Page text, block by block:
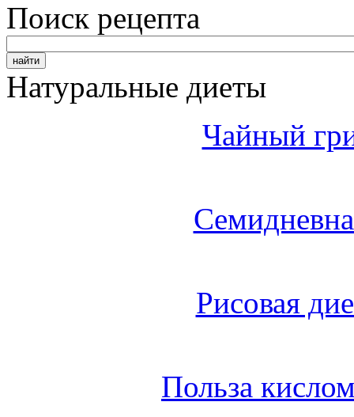
Поиск рецепта
Натуральные диеты
Чайный
Рисовая
Польза